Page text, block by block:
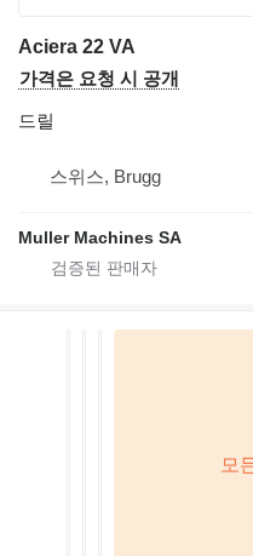
Aciera 22 VA
가격은 요청 시 공개
드릴
스위스, Brugg
Muller Machines SA